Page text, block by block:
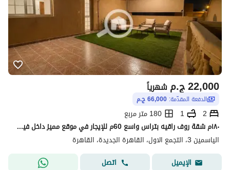
ج.م22,000 شهرياً
الدفعة المقدّمة: 66,000 ج.م
2
1
180 متر مربع
١٨٠م شقة روف راقيه بتراس واسع 60م للإيجار في موقع مميز داخل فيلات الياسمين – التجمع الأول مكونة من:
الياسمين 3، التجمع الاول، القاهرة الجديدة، القاهرة
الإيميل
اتصل